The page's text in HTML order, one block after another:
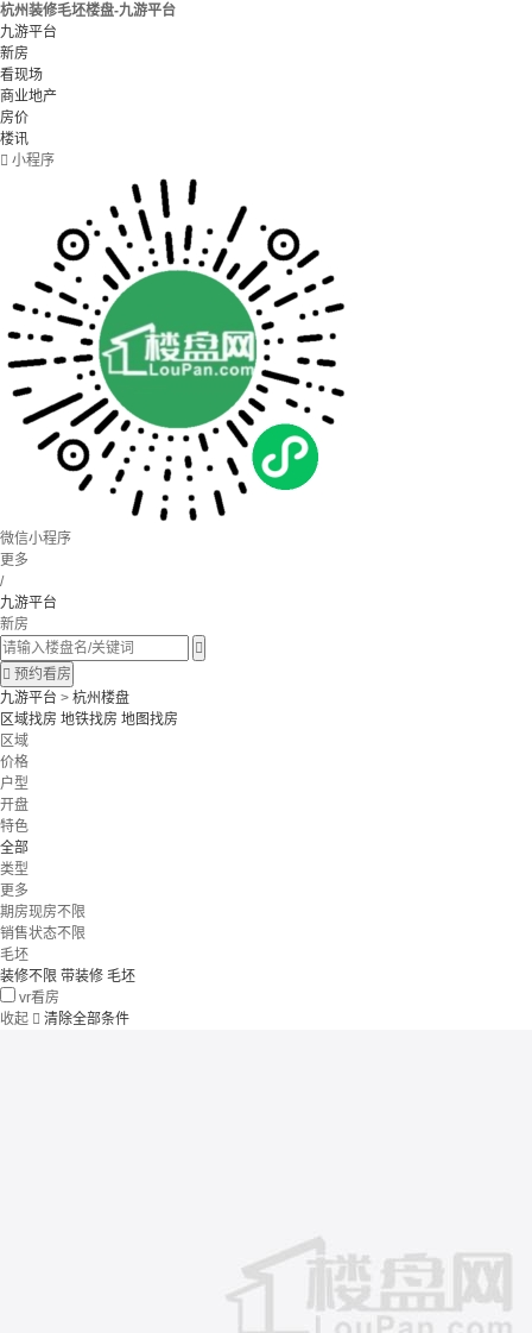
杭州装修毛坯楼盘-九游平台
九游平台
新房
看现场
商业地产
房价
楼讯
 小程序
微信小程序
更多
/
九游平台
新房

 预约看房
九游平台 > 杭州楼盘
区域找房 地铁找房 地图找房
区域
价格
户型
开盘
特色
全部
类型
更多
期房现房不限
销售状态不限
毛坯
装修不限 带装修 毛坯
vr看房
收起  清除全部条件